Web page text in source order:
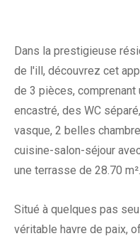
Dans la prestigieuse
de l'ill, découvrez cet
de 3 pièces, comprenant
encastré, des WC
vasque, 2 belles
cuisine-salon-séjour
une terrasse de 28.70 m².
Situé à quelques pas
véritable havre de paix,